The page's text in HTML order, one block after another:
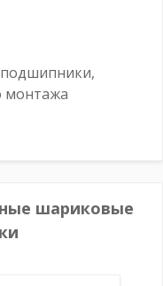
монтажа
шариковые